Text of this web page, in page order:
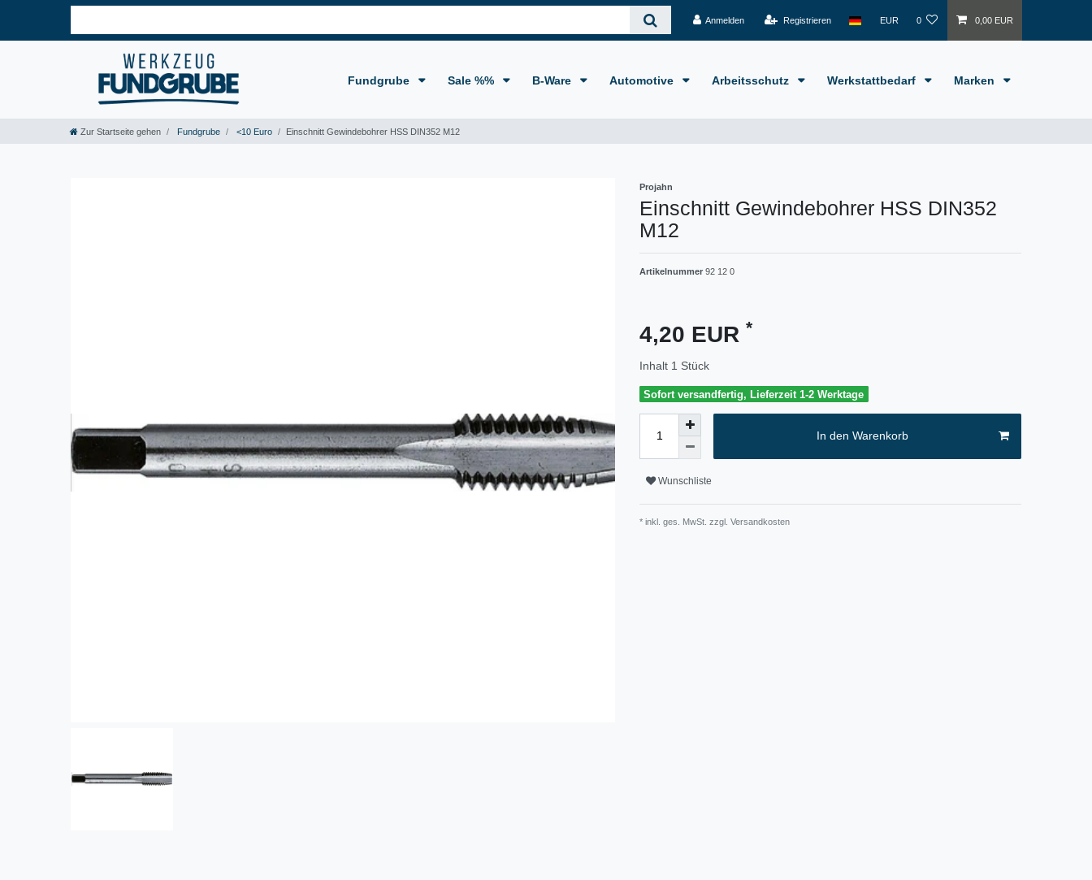
Anmelden Registrieren EUR 0 0,00 EUR
Fundgrube Sale %% B-Ware Automotive Arbeitsschutz Werkstattbedarf Marken
Zur Startseite gehen Fundgrube <10 Euro Einschnitt Gewindebohrer HSS DIN352 M12
Projahn
Einschnitt Gewindebohrer HSS DIN352
M12
Artikelnummer 92 12 0
4,20 EUR *
Inhalt 1 Stück
Sofort versandfertig, Lieferzeit 1-2 Werktage
In den Warenkorb
Wunschliste
* inkl. ges. MwSt. zzgl. Versandkosten